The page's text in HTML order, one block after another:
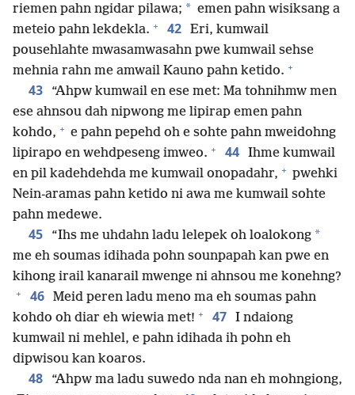
riemen pahn ngidar pilawa; * emen pahn wisiksang a
meteio pahn lekdekla. + 42 Eri, kumwail
pousehlahte mwasamwasahn pwe kumwail sehse
mehnia rahn me amwail Kauno pahn ketido. +
43
“Ahpw kumwail en ese met: Ma tohnihmw men
ese ahnsou dah nipwong me lipirap emen pahn
kohdo, + e pahn pepehd oh e sohte pahn mweidohng
lipirapo en wehdpeseng imweo. + 44 Ihme kumwail
en pil kadehdehda me kumwail onopadahr, + pwehki
Nein-aramas pahn ketido ni awa me kumwail sohte
pahn medewe.
45 “Ihs me uhdahn ladu lelepek oh loalokong *
me eh soumas idihada pohn sounpapah kan pwe en
kihong irail kanarail mwenge ni ahnsou me konehng?
+ 46 Meid peren ladu meno ma eh soumas pahn
kohdo oh diar eh wiewia met! + 47 I ndaiong
kumwail ni mehlel, e pahn idihada ih pohn eh
dipwisou kan koaros.
48
“Ahpw ma ladu suwedo nda nan eh mohngiong,